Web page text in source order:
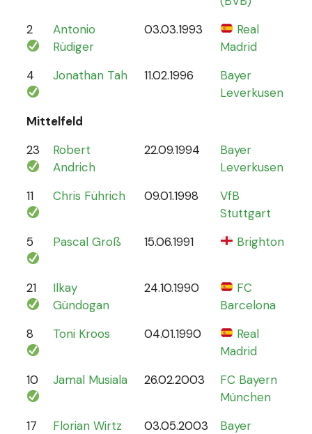
2
Antonio
Rüdiger
03.03.1993
Real
Madrid
4 Jonathan Tah 11.02.1996
Bayer
Leverkusen
Mittelfeld
23
Robert
Andrich
22.09.1994
Bayer
Leverkusen
11 Chris Führich 09.01.1998
VfB
Stuttgart
5 Pascal Groß 15.06.1991 Brighton
21
Ilkay
Gündogan
24.10.1990
FC
Barcelona
8 Toni Kroos 04.01.1990
Real
Madrid
10 Jamal Musiala 26.02.2003
FC Bayern
München
17 Florian Wirtz 03.05.2003
Bayer